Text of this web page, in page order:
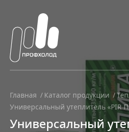
Главная Каталог продукции
Универсальный утеплитель «PIR
Универсальный